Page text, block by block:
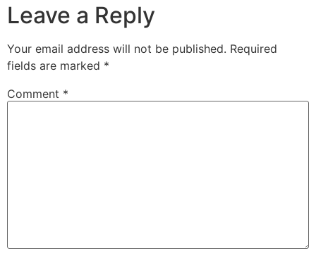
Leave a Reply
Your email address will not be published. Required
fields are marked *
Comment *